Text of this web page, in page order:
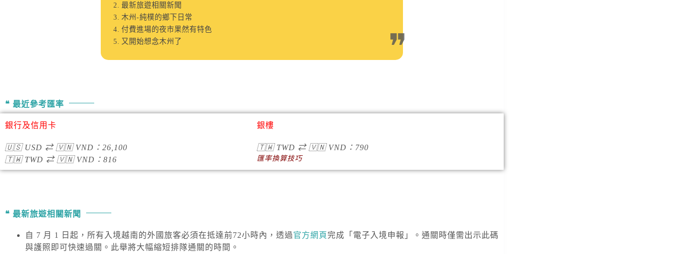
最新旅遊相關新聞
木州-純樸的鄉下日常
付費進場的夜市果然有特色
又開始想念木州了
最近參考匯率
銀行及信用卡
🇺🇸USD ⇄ 🇻🇳VND ： 26,100
🇹🇼TWD ⇄ 🇻🇳VND ： 816
銀樓
🇹🇼TWD ⇄ 🇻🇳VND ：790
匯率換算技巧
最新旅遊相關新聞
自 7 月 1 日起，所有入境越南的外國旅客必須在抵達前72小時內，透過官方網頁 完成「電子入境申報」。通關時僅需出示此碼
與護照即可快速過關。此舉將大幅縮短排隊通關的時間。